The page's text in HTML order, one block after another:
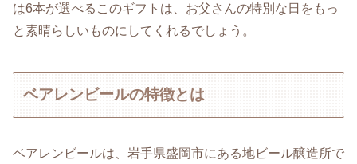
は6本が選べるこのギフトは、お父さんの特別な日をもっ
と素晴らしいものにしてくれるでしょう。
ベアレンビールの特徴とは
ベアレンビールは、岩手県盛岡市にある地ビール醸造所で